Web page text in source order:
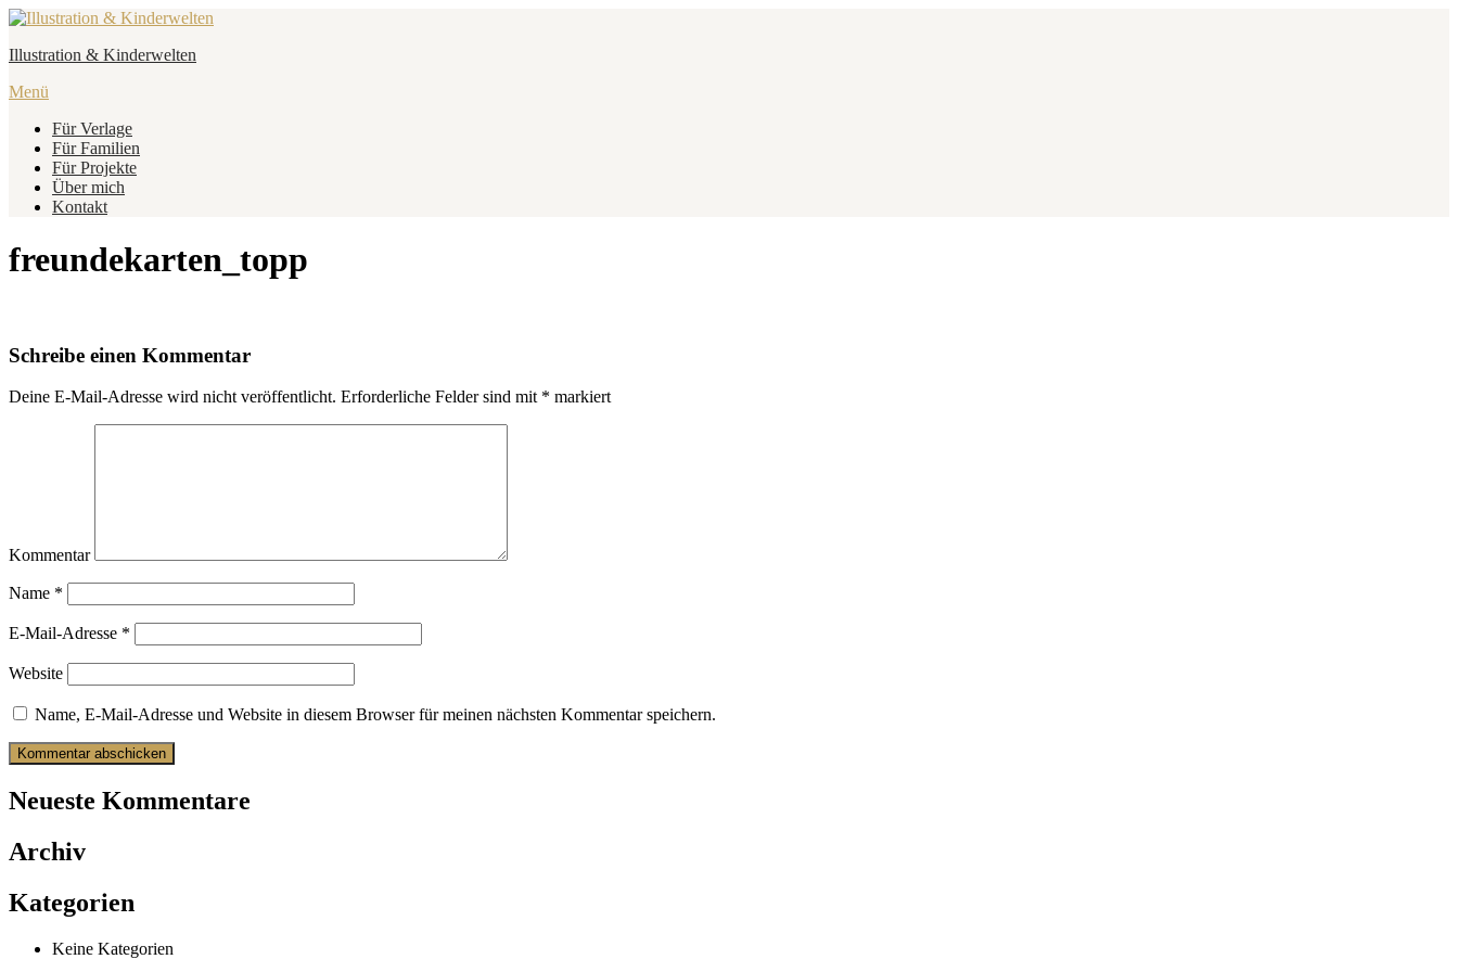
Zum
springen
Illustration & Kinderwelten
Menü
Für Verlage
Für Familien
Für Projekte
Über mich
Kontakt
freundekarten_topp
Schreibe einen Kommentar
Deine E-Mail-Adresse wird nicht veröffentlicht. Erforderliche Felder sind mit * markiert
Kommentar
Name *
E-Mail-Adresse *
Website
Name, E-Mail-Adresse und Website in diesem Browser für meinen nächsten Kommentar speichern.
Neueste Kommentare
Archiv
Kategorien
Keine Kategorien